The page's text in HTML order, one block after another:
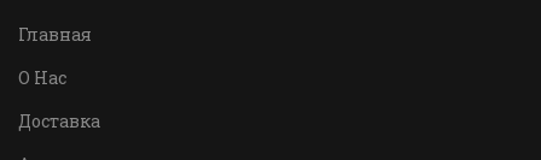
Главная
О Нас
Доставка